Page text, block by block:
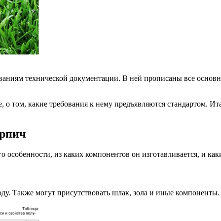
технической документации. В ней прописаны все
том, какие требования к нему предъявляются стандартом.
особенности, из каких компонентов он изготавливается, и
Также могут присутствовать шлак, зола и иные компоненты.